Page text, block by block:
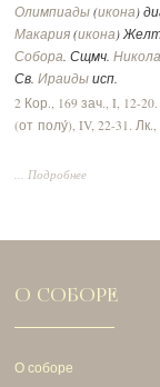
Олимпиады (икона )
Макария (икона )
Собора . Сщмч.
Св.Ираиды исп.
2 Кор., 169 зач., I, 12-20.
(от полу́), IV, 22-31. Лк.,
... Подробнее
О СОБОРЕ
О соборе